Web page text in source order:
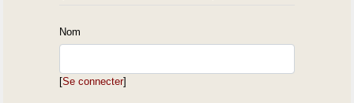
Nom
[Se connecter]